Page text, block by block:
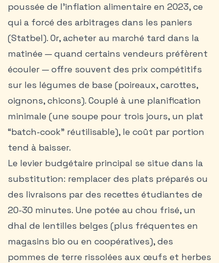
poussée de l’inflation alimentaire en 2023, ce
qui a forcé des arbitrages dans les paniers
(Statbel). Or, acheter au marché tard dans la
matinée — quand certains vendeurs préfèrent
écouler — offre souvent des prix compétitifs
sur les légumes de base (poireaux, carottes,
oignons, chicons). Couplé à une planification
minimale (une soupe pour trois jours, un plat
“batch-cook” réutilisable), le coût par portion
tend à baisser.
Le levier budgétaire principal se situe dans la
substitution: remplacer des plats préparés ou
des livraisons par des recettes étudiantes de
20-30 minutes. Une potée au chou frisé, un
dhal de lentilles belges (plus fréquentes en
magasins bio ou en coopératives), des
pommes de terre rissolées aux œufs et herbes